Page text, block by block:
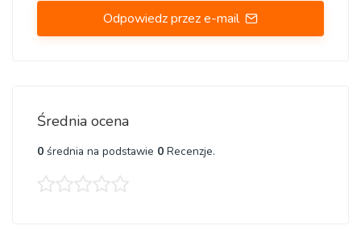
Odpowiedz przez e-mail
Średnia ocena
0 średnia na podstawie 0 Recenzje.